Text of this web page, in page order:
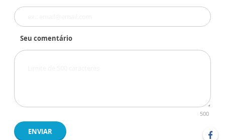
Seu comentário
500
ENVIAR